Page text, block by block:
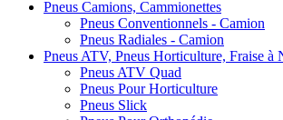
Pneus Camions, Cammionettes
Pneus Conventionnels - Camion
Pneus Radiales - Camion
Pneus ATV, Pneus Horticulture, Fraise à
Pneus ATV Quad
Pneus Pour Horticulture
Pneus Slick